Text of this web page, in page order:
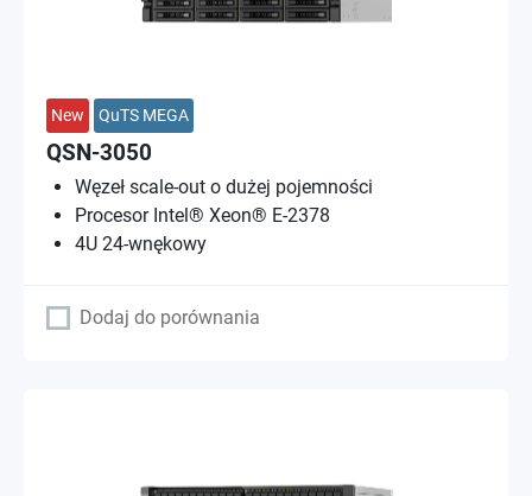
New QuTS MEGA
QSN-3050
Węzeł scale-out o dużej pojemności
Procesor Intel® Xeon® E-2378
4U 24-wnękowy
Dodaj do porównania